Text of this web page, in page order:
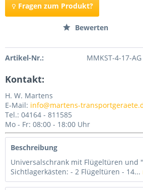
Fragen zum Produkt?
Bewerten
Artikel-Nr.: MMKST-4-17-AG
Kontakt:
H. W. Martens
E-Mail: info@martens-
Tel.: 04164 - 811585
Mo - Fr: 08:00 - 18:00 Uhr
Beschreibung
Universalschrank mit Flügeltüren und
Sichtlagerkästen: - 2 Flügeltüren - 14...